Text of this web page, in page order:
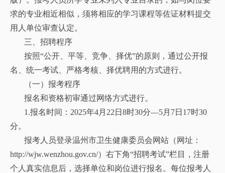
求的专业相近相似，须将相应的学习课程等佐证材料提交
用人单位审查认定。
三、招聘程序
按照“公开、平等、竞争、择优”的原则，通过公开报
名、统一考试、严格考核、择优聘用的方式进行。
（一）报考程序
报名和资格初审通过网络方式进行。
1.报名时间：2025年4月22日8时30分—5月7日17时30
分。
报考人员登录温州市卫生健康委员会网站（网址：
http://wjw.wenzhou.gov.cn/）右下角“招聘考试”栏目，注册
个人真实信息后，选择单位和岗位进行报名。每位报考人